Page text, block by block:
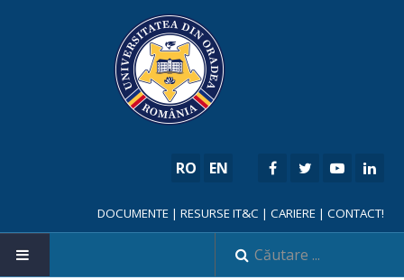
RO EN
DOCUMENTE | RESURSE IT&C | CARIERE | CONTACT!